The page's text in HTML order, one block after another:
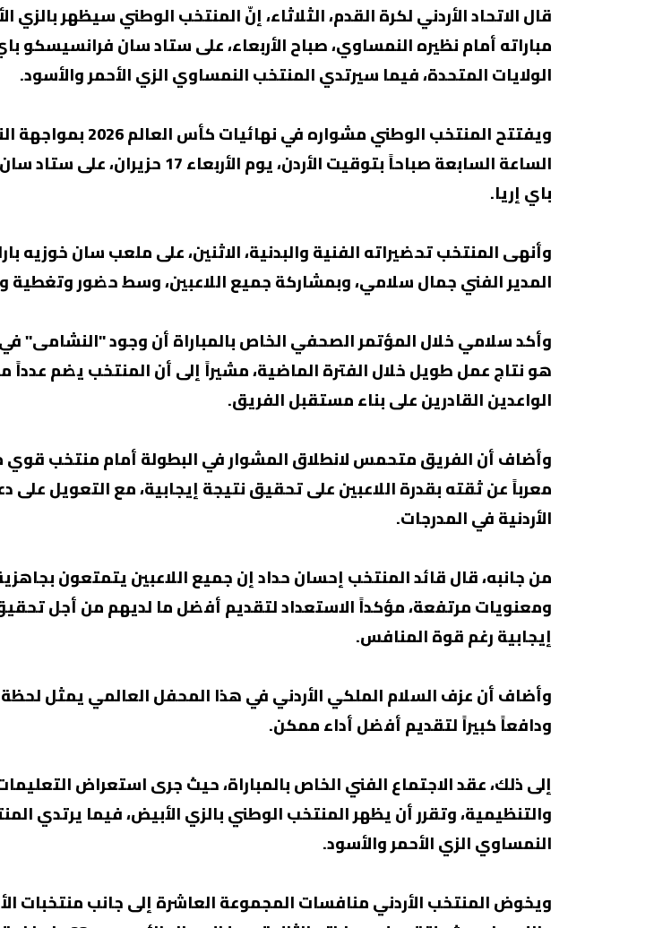
قال الاتحاد الأردني لكرة القدم، الثلاثاء، إنّ المنتخب الوطني سيظهر بالزي
مباراته أمام نظيره النمساوي، صباح الأربعاء، على ستاد سان فرانسيسكو
الولايات المتحدة، فيما سيرتدي المنتخب النمساوي الزي الأحمر والأسود.
ويفتتح المنتخب الوطني مشواره في
الساعة السابعة صباحاً بتوقيت الأردن، يوم الأربعاء
باي إريا.
وأنهى المنتخب تحضيراته الفنية والبدنية، الاثنين، على ملعب سان خوزيه
المدير الفني جمال سلامي، وبمشاركة جميع اللاعبين، وسط حضور وتغطية
وأكد سلامي خلال المؤتمر الصحفي الخاص بالمباراة أن وجود "النشامى"
هو نتاج عمل طويل خلال الفترة الماضية، مشيراً إلى أن المنتخب يضم عدداً
الواعدين القادرين على بناء مستقبل الفريق.
وأضاف أن الفريق متحمس لانطلاق المشوار في البطولة أمام منتخب قوي
معرباً عن ثقته بقدرة اللاعبين على تحقيق نتيجة إيجابية، مع التعويل على
الأردنية في المدرجات.
من جانبه، قال قائد المنتخب إحسان حداد إن جميع اللاعبين يتمتعون
ومعنويات مرتفعة، مؤكداً الاستعداد لتقديم أفضل ما لديهم من أجل
إيجابية رغم قوة المنافس.
وأضاف أن عزف السلام الملكي الأردني في هذا المحفل العالمي يمثل لحظة
ودافعاً كبيراً لتقديم أفضل أداء ممكن.
إلى ذلك، عقد الاجتماع الفني الخاص بالمباراة، حيث جرى استعراض التعليمات
والتنظيمية، وتقرر أن يظهر المنتخب الوطني بالزي الأبيض، فيما يرتدي
النمساوي الزي الأحمر والأسود.
ويخوض المنتخب الأردني منافسات المجموعة العاشرة إلى جانب منتخبات